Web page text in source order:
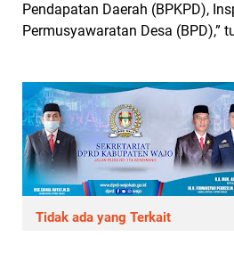
Pendapatan Daerah (BPKPD),
Permusyawaratan Desa (BPD),”
Tidak ada yang Terkait